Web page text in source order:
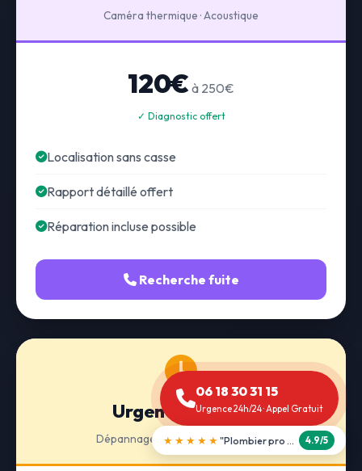
Caméra thermique · Acoustique
120€ à 250€
✓ Diagnostic offert
Localisation sans casse
Rapport détaillé offert
Réparation incluse possible
Recherche fuite
Urgence 24h/24
Dépannage · Intervention express
06 18 30 31 15
Urgence 24h/24 · Appel Gratuit
★★★★★ "Débouchage WC en 30 min" 5.0/5